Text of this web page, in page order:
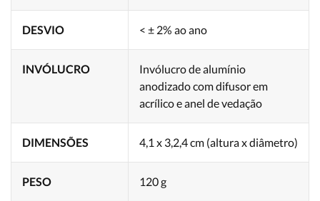
DESVIO < ± 2% ao ano
INVÓLUCRO
Invólucro de alumínio
anodizado com difusor em
acrílico e anel de vedação
DIMENSÕES 4,1 x 3,2,4 cm (altura x diâmetro)
PESO 120 g